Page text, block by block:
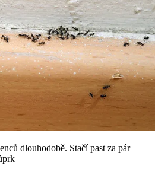
dlouhodobě. Stačí past za pár